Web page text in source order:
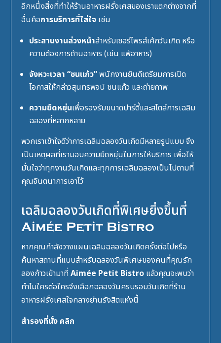
อีกหนึ่งสิ่งที่ทำให้ร้านอาหารฝรั่งเศสของเราแตกต่างจากที่
อื่นคือการบริการที่ใส่ใจ เช่น
ประสานงานล่วงหน้าสำหรับเซอร์ไพรส์เค้กวันเกิด หรือ
ความต้องการด้านอาหาร (เช่น แพ้อาหาร)
จังหวะเวลา “ชนแก้ว”พนักงานยินดีเตรียมการเปิด
โอกาสให้กล่าวสุนทรพจน์ ชนแก้ว และถ่ายภาพ
ความยืดหยุ่นเพื่อรองรับขนาดปาร์ตี้และสไตล์การเฉลิม
ฉลองที่หลากหลาย
พวกเราเข้าใจดีว่าการเฉลิมฉลองวันเกิดมีหลายรูปแบบ จึง
เป็นเหตุผลที่เรามอบความยืดหยุ่นในการให้บริการ เพื่อให้
มั่นใจว่าทุกงานวันเกิดและทุกการเฉลิมฉลองเป็นไปตามที่
คุณจินตนาการเอาไว้
เฉลิมฉลองวันเกิดที่พิเศษยิ่งขึ้นที่
Aimée Petit Bistro
หากคุณกำลังวางแผนเฉลิมฉลองวันเกิดครั้งต่อไปหรือ
ค้นหาสถานที่แบบสำหรับฉลองวันพิเศษของคนที่คุณรัก
ลองก้าวเข้ามาที่Aimée Petit Bistro แล้วคุณจะพบว่า
ทำไมใครต่อใครจึงเลือกฉลองวันครบรอบวันเกิดที่ร้าน
อาหารฝรั่งเศสใจกลางย่านรังสิตแห่งนี้
สำรองที่นั่ง คลิก